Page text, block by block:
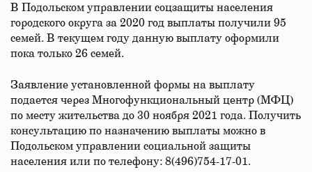
В Подольском управлении соцзащиты населения
городского округа за 2020 год выплаты получили 95
семей. В текущем году данную выплату оформили
пока только 26 семей.
Заявление установленной формы на выплату
подается через Многофункциональный центр (МФЦ)
по месту жительства до 30 ноября 2021 года. Получить
консультацию по назначению выплаты можно в
Подольском управлении социальной защиты
населения или по телефону: 8(496)754-17-01.